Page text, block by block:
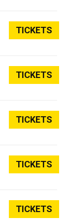
TICKETS
TICKETS
TICKETS
TICKETS
TICKETS